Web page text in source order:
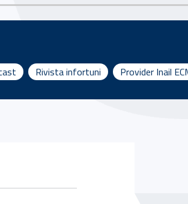
Rivista infortuni Provider Inail